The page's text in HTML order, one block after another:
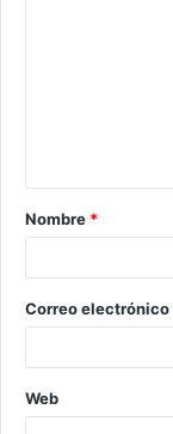
Nombre *
Correo electrónico
Web